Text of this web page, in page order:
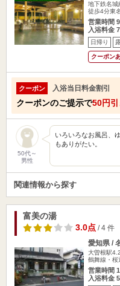
地下鉄名城
徒歩4分東
営業時間
入浴料金
日帰り
クーポン
クーポン 入浴当日料金割引
クーポンのご提示で50円引
50代～
男性
いろいろなお風呂、
もありがたい。
関連情報から探す
富美の湯
3.0点/ 4 件
愛知県 /
大曽根駅
鶴舞線・桜
営業時間
入浴料金